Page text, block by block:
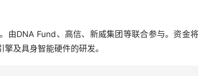
由DNA Fund、高信、新威集团等联合参与。资金将
及具身智能硬件的研发。